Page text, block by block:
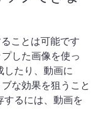
ことは可能です
した画像を使っ
したり、動画に
な効果を狙うこと
するには、動画を